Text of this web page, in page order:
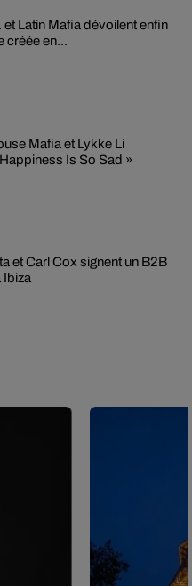
et Latin Mafia dévoilent enfin
créée en...
Mafia et Lykke Li
Is So Sad »
et Carl Cox signent un B2B
Ibiza